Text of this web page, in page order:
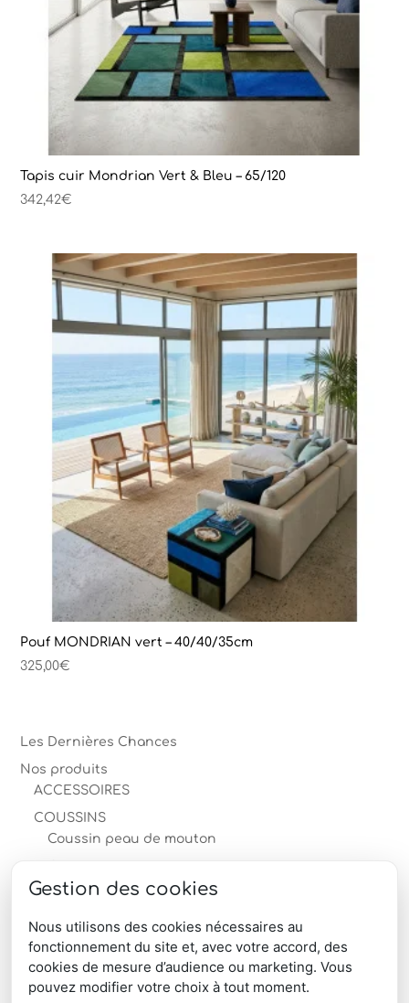
Tapis cuir Mondrian Vert & Bleu – 65/120
342,42€
Pouf MONDRIAN vert – 40/40/35cm
325,00€
Les Dernières Chances
Nos produits
ACCESSOIRES
COUSSINS
Coussin peau de mouton
MOBILIER en peau
PEAUX
TAPIS
produits-professionnels
Gestion des cookies
Nous utilisons des cookies nécessaires au
fonctionnement du site et, avec votre accord, des
cookies de mesure d’audience ou marketing. Vous
pouvez modifier votre choix à tout moment.